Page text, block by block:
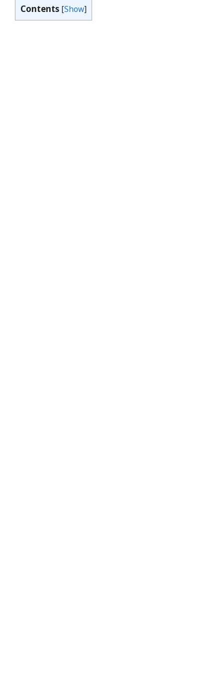
Contents [Show]